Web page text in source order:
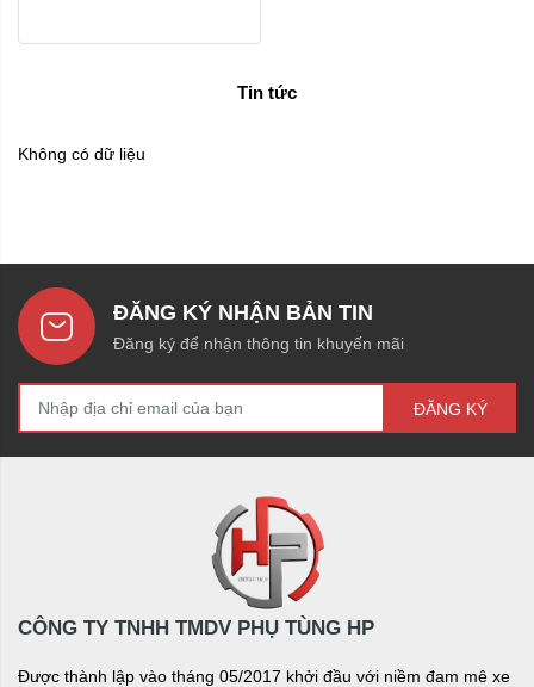
Tin tức
Không có dữ liệu
ĐĂNG KÝ NHẬN BẢN TIN
Đăng ký để nhận thông tin khuyến mãi
ĐĂNG KÝ
CÔNG TY TNHH TMDV PHỤ TÙNG HP
Được thành lập vào tháng 05/2017 khởi đầu với niềm đam mê xe